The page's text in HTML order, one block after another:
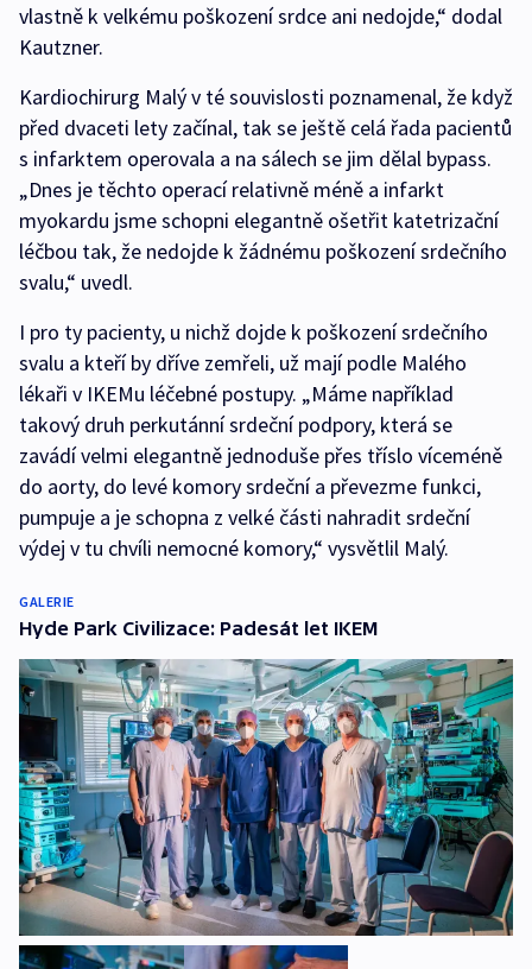
vlastně k velkému poškození srdce ani nedojde,“ dodal
Kautzner.
Kardiochirurg Malý v té souvislosti poznamenal, že když
před dvaceti lety začínal, tak se ještě celá řada pacientů
s infarktem operovala a na sálech se jim dělal bypass.
„Dnes je těchto operací relativně méně a infarkt
myokardu jsme schopni elegantně ošetřit katetrizační
léčbou tak, že nedojde k žádnému poškození srdečního
svalu,“ uvedl.
I pro ty pacienty, u nichž dojde k poškození srdečního
svalu a kteří by dříve zemřeli, už mají podle Malého
lékaři v IKEMu léčebné postupy. „Máme například
takový druh perkutánní srdeční podpory, která se
zavádí velmi elegantně jednoduše přes tříslo víceméně
do aorty, do levé komory srdeční a převezme funkci,
pumpuje a je schopna z velké části nahradit srdeční
výdej v tu chvíli nemocné komory,“ vysvětlil Malý.
GALERIE
Hyde Park Civilizace: Padesát let IKEM